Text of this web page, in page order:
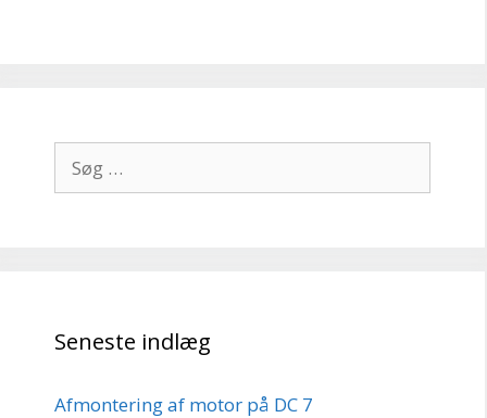
efter:
Seneste indlæg
Afmontering af motor på DC 7